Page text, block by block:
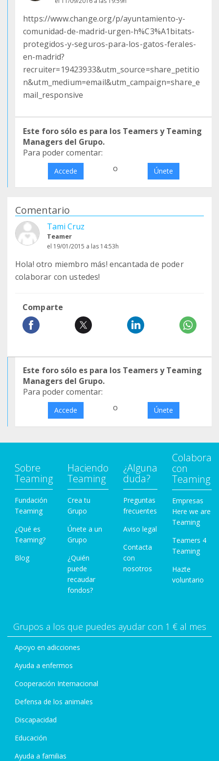
https://www.change.org/p/ayuntamiento-y-
comunidad-de-madrid-urgen-h%C3%A1bitats-
protegidos-y-seguros-para-los-gatos-ferales-
en-madrid?
recruiter=19423933&utm_source=share_petitio
n&utm_medium=email&utm_campaign=share_e
mail_responsive
Este foro sólo es para los Teamers y Teaming
Managers del Grupo.
Para poder comentar:
Accede o Únete
Comentario
Tami Cruz
Teamer
el 19/01/2015 a las 14:53h
Hola! otro miembro más! encantada de poder
colaborar con ustedes!
Comparte
Este foro sólo es para los Teamers y Teaming
Managers del Grupo.
Para poder comentar:
Accede o Únete
Sobre
Teaming
Fundación
Teaming
¿Qué es
Teaming?
Blog
Haciendo
Teaming
Crea tu
Grupo
Únete a un
Grupo
¿Quién
puede
recaudar
fondos?
¿Alguna
duda?
Preguntas
frecuentes
Aviso legal
Contacta
con
nosotros
Colabora
con
Teaming
Empresas
Here we are
Teaming
Teamers 4
Teaming
Hazte
voluntario
Grupos a los que puedes ayudar con 1 € al mes
Apoyo en adicciones
Ayuda a enfermos
Cooperación Internacional
Defensa de los animales
Discapacidad
Educación
Ayuda a familias